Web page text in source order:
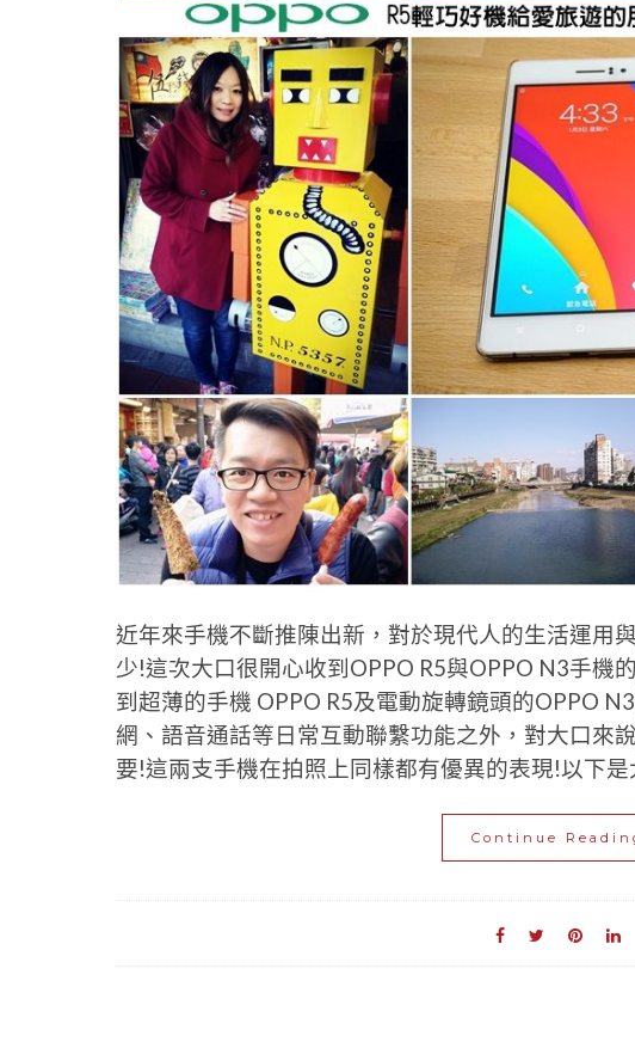
近年來手機不斷推陳出新，對於現代人的生活運用
少!這次大口很開心收到OPPO R5與OPPO N3手機
到超薄的手機 OPPO R5及電動旋轉鏡頭的OPPO
網、語音通話等日常互動聯繫功能之外，對大口來
要!這兩支手機在拍照上同樣都有優異的表現!以下
Continue